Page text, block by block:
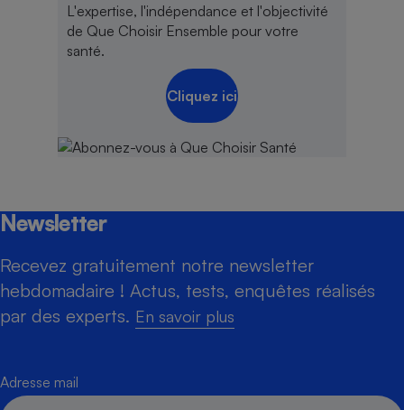
L'expertise, l'indépendance et l'objectivité
de Que Choisir Ensemble pour votre
santé.
Cliquez ici
Newsletter
Recevez gratuitement notre newsletter
hebdomadaire ! Actus, tests, enquêtes réalisés
par des experts. En savoir plus
Adresse mail